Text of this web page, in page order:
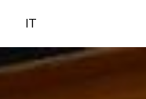
IT